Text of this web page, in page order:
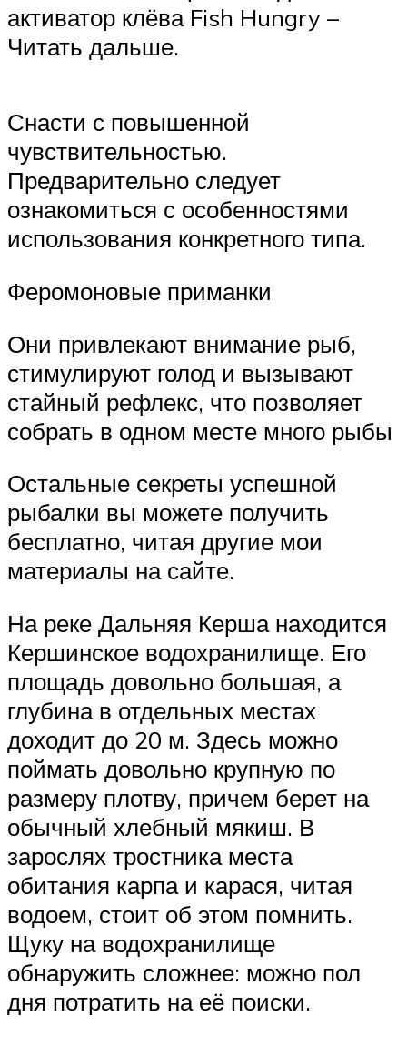
активатор клёва Fish Hungry –
Читать дальше.
Снасти с повышенной
чувствительностью.
Предварительно следует
ознакомиться с особенностями
использования конкретного типа.
Феромоновые приманки
Они привлекают внимание рыб,
стимулируют голод и вызывают
стайный рефлекс, что позволяет
собрать в одном месте много рыбы
Остальные секреты успешной
рыбалки вы можете получить
бесплатно, читая другие мои
материалы на сайте.
На реке Дальняя Керша находится
Кершинское водохранилище. Его
площадь довольно большая, а
глубина в отдельных местах
доходит до 20 м. Здесь можно
поймать довольно крупную по
размеру плотву, причем берет на
обычный хлебный мякиш. В
зарослях тростника места
обитания карпа и карася, читая
водоем, стоит об этом помнить.
Щуку на водохранилище
обнаружить сложнее: можно пол
дня потратить на её поиски.